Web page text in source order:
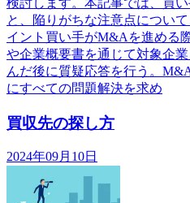
検討します。本記事では、買
と、陥りがちな注意点につい
イント買い手がM&Aを進める
や企業概要書を通じて対象企
んだ後に質疑応答を行う。
にすべての問題解決を求め
買収先の探し方
2024年09月10日